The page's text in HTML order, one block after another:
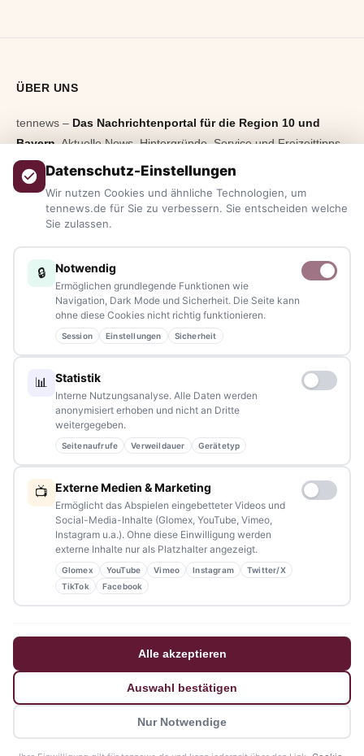
ÜBER UNS
tennews – Das Nachrichtenportal für die Region 10 und
Bayern.Aktuelle News, Hintergründe, Service und Freizeittipps
aus allen Regionen, Städten und Landkreisen.
Blaulicht, von Kultur bis Sport, von Alltagstipps bis
Veranstaltungen – immer aktuell, immer aus Ihrer Nähe.
kennen eine Geschichte, die erzählt werden sollte?
Schreiben Sie uns – gemeinsam mit unseren Leserinnen und
Lesern bleiben wir am Puls der Zeit.
Partnerschaften: info@tennews.de
NAVIGATION
Home
Stellenanzeigen
Datenschutzerklärung
Barrierefreiheitserklärung
Datenschutz-Einstellungen
Wir nutzen Cookies und ähnliche Technologien, um
tennews.de für Sie zu verbessern. Sie entscheiden welche
Sie zulassen.
🔒 Notwendig
Ermöglichen grundlegende Funktionen wie
Navigation, Dark Mode und Sicherheit. Die Seite kann
ohne diese Cookies nicht richtig funktionieren.
Session Einstellungen Sicherheit
📊 Statistik
Interne Nutzungsanalyse. Alle Daten werden
anonymisiert erhoben und nicht an Dritte
weitergegeben.
Seitenaufrufe Verweildauer Gerätetyp
📺 Externe Medien & Marketing
Ermöglicht das Abspielen eingebetteter Videos und
Social-Media-Inhalte (Glomex, YouTube, Vimeo,
Instagram u.a.). Ohne diese Einwilligung werden
externe Inhalte nur als Platzhalter angezeigt.
Glomex YouTube Vimeo Instagram
Twitter/X
TikTok
Facebook
Alle akzeptieren
Auswahl bestätigen
Nur Notwendige